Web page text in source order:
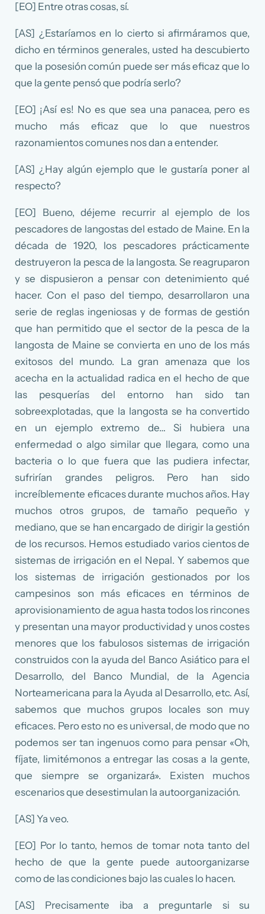
[EO] Entre otras cosas, sí.
[AS] ¿Estaríamos en lo cierto si afirmáramos que,
dicho en términos generales, usted ha descubierto
que la posesión común puede ser más eficaz que lo
que la gente pensó que podría serlo?
[EO] ¡Así es! No es que sea una panacea, pero es
mucho más eficaz que lo que nuestros
razonamientos comunes nos dan a entender.
[AS] ¿Hay algún ejemplo que le gustaría poner al
respecto?
[EO] Bueno, déjeme recurrir al ejemplo de los
pescadores de langostas del estado de Maine. En la
década de 1920, los pescadores prácticamente
destruyeron la pesca de la langosta. Se reagruparon
y se dispusieron a pensar con detenimiento qué
hacer. Con el paso del tiempo, desarrollaron una
serie de reglas ingeniosas y de formas de gestión
que han permitido que el sector de la pesca de la
langosta de Maine se convierta en uno de los más
exitosos del mundo. La gran amenaza que los
acecha en la actualidad radica en el hecho de que
las pesquerías del entorno han sido tan
sobreexplotadas, que la langosta se ha convertido
en un ejemplo extremo de… Si hubiera una
enfermedad o algo similar que llegara, como una
bacteria o lo que fuera que las pudiera infectar,
sufrirían grandes peligros. Pero han sido
increíblemente eficaces durante muchos años. Hay
muchos otros grupos, de tamaño pequeño y
mediano, que se han encargado de dirigir la gestión
de los recursos. Hemos estudiado varios cientos de
sistemas de irrigación en el Nepal. Y sabemos que
los sistemas de irrigación gestionados por los
campesinos son más eficaces en términos de
aprovisionamiento de agua hasta todos los rincones
y presentan una mayor productividad y unos costes
menores que los fabulosos sistemas de irrigación
construidos con la ayuda del Banco Asiático para el
Desarrollo, del Banco Mundial, de la Agencia
Norteamericana para la Ayuda al Desarrollo, etc. Así,
sabemos que muchos grupos locales son muy
eficaces. Pero esto no es universal, de modo que no
podemos ser tan ingenuos como para pensar «Oh,
fíjate, limitémonos a entregar las cosas a la gente,
que siempre se organizará». Existen muchos
escenarios que desestimulan la autoorganización.
[AS] Ya veo.
[EO] Por lo tanto, hemos de tomar nota tanto del
hecho de que la gente puede autoorganizarse
como de las condiciones bajo las cuales lo hacen.
[AS] Precisamente iba a preguntarle si su